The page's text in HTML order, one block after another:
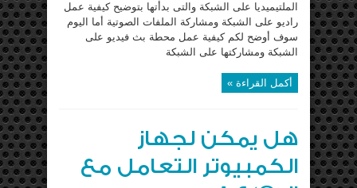
الملتيميديا على الشبكة والتى بدأتها بتوضيح كيفية عمل
راديو على الشبكة ومشاركة الملفات الصوتية أما اليوم
سوف أوضح لكم كيفية عمل محطة بث فيديو على
الشبكة ومشاركتها على الشبكة
أكمل القراءة »
هل يمكن لجهاز
الكمبيوتر التعامل مع